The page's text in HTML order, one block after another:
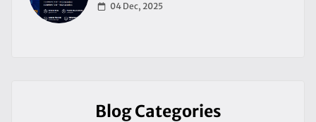
04 Dec, 2025
Blog Categories